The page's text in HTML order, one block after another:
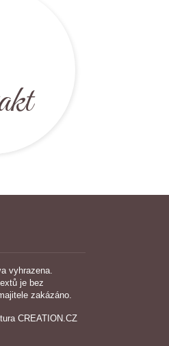
vyhrazena.
je bez
zakázáno.
CREATION.CZ